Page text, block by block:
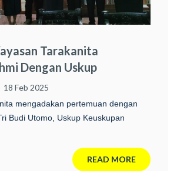
Tarakanita
Dengan Uskup
18 Feb 2025
mengadakan pertemuan dengan
Budi Utomo, Uskup Keuskupan
READ MORE